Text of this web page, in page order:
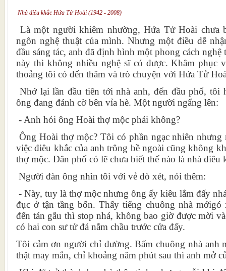
Nhà điêu khắc Hứa Tử Hoài (1942 - 2008)
Là một người khiêm nhường, Hứa Tử Hoài chưa
ngôn nghệ thuật của mình. Nhưng một điều dễ
đầu sáng tác, anh đã định hình một phong cách
này thì không nhiều nghệ sĩ có được. Khâm phục
thoảng tôi có đến thăm và trò chuyện với Hứa Tử
Nhớ lại lần đầu tiên tới nhà anh, đến đầu phố, tôi
ông đang đánh cờ bên vỉa hè. Một người ngẩng lên:
- Anh hỏi ông Hoài thợ mộc phải không?
Ông Hoài thợ mộc? Tôi có phần ngạc nhiên
việc điêu khắc của anh trông bề ngoài cũng không
thợ mộc. Dân phố có lẽ chưa biết thế nào là nhà điêu
Người đàn ông nhìn tôi với vẻ dò xét, nói thêm:
- Này, tuy là thợ mộc nhưng ông ấy kiêu lắm đấy
đục ở tận tầng bốn. Thấy tiếng chuông nhà mớigó
đến tán gẫu thì stop nhá, không bao giờ được mời
có hai con sư tử đá nằm chầu trước cửa đấy.
Tôi cảm ơn người chỉ đường. Bấm chuông nhà anh
thật may mắn, chỉ khoảng năm phút sau thì anh mở